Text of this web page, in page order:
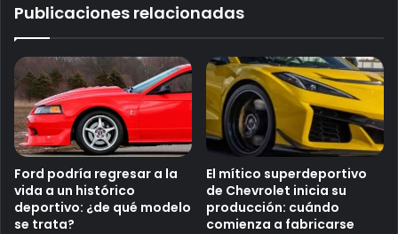
Publicaciones relacionadas
Ford podría regresar a la
vida a un histórico
deportivo: ¿de qué modelo
se trata?
El mítico superdeportivo
de Chevrolet inicia su
producción: cuándo
comienza a fabricarse